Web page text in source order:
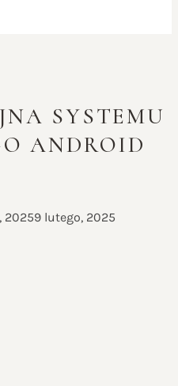
SYSTEMU
ANDROID
20259 lutego, 2025